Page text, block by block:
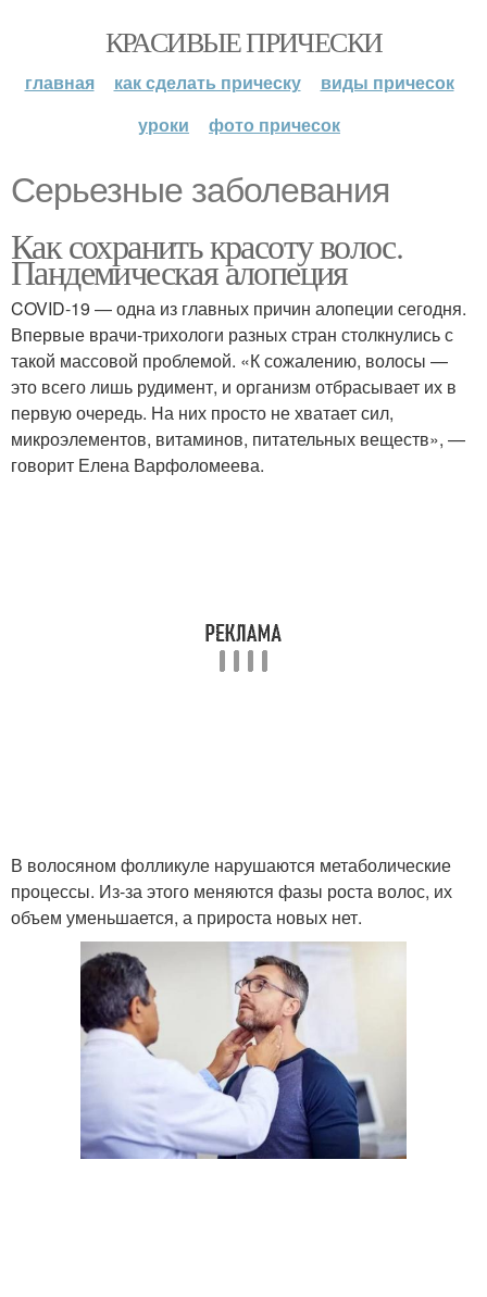
КРАСИВЫЕ ПРИЧЕСКИ
главная как сделать прическу
виды причесок
уроки
фото причесок
Серьезные заболевания
Как сохранить красоту волос.
Пандемическая алопеция
COVID-19 — одна из главных причин алопеции сегодня.
Впервые врачи-трихологи разных стран столкнулись с
такой массовой проблемой. «К сожалению, волосы —
это всего лишь рудимент, и организм отбрасывает их в
первую очередь. На них просто не хватает сил,
микроэлементов, витаминов, питательных веществ», —
говорит Елена Варфоломеева.
В волосяном фолликуле нарушаются метаболические
процессы. Из-за этого меняются фазы роста волос, их
объем уменьшается, а прироста новых нет.